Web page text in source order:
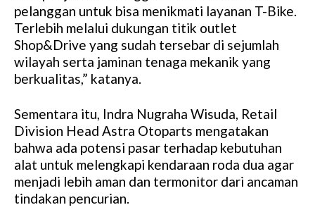
e
pelanggan untuk bisa menikmati layanan T-Bike.
Terlebih melalui dukungan titik outlet
Shop&Drive yang sudah tersebar di sejumlah
wilayah serta jaminan tenaga mekanik yang
berkualitas,” katanya.
Sementara itu, Indra Nugraha Wisuda, Retail
Division Head Astra Otoparts mengatakan
bahwa ada potensi pasar terhadap kebutuhan
alat untuk melengkapi kendaraan roda dua agar
menjadi lebih aman dan termonitor dari ancaman
tindakan pencurian.